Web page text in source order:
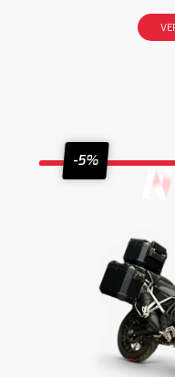
-5%